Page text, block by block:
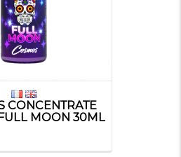
CONCENTRATE
MOON 30ML